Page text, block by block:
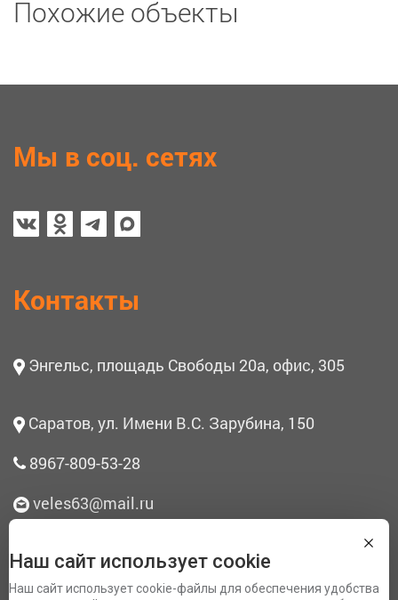
Похожие объекты
Мы в соц. сетях
Контакты
Энгельс, площадь Свободы 20а, офис, 305
Саратов, ул. Имени В.С. Зарубина, 150
8967-809-53-28
veles63@mail.ru
О нас
Согласие на обработку персональных данных
Наш сайт использует cookie
Наш сайт использует cookie-файлы для обеспечения удобства